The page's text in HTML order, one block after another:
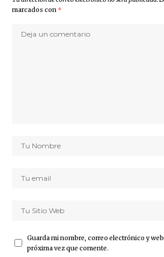
marcados con *
Guarda mi nombre, correo electrónico y
próxima vez que comente.